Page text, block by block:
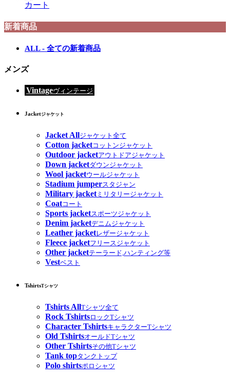
カート
新着商品
ALL - 全ての新着商品
メンズ
Vintageヴィンテージ
Jacketジャケット
Jacket Allジャケット全て
Cotton jacketコットンジャケット
Outdoor jacketアウトドアジャケット
Down jacketダウンジャケット
Wool jacketウールジャケット
Stadium jumperスタジャン
Military jacketミリタリージャケット
Coatコート
Sports jacketスポーツジャケット
Denim jacketデニムジャケット
Leather jacketレザージャケット
Fleece jacketフリースジャケット
Other jacketテーラード,ハンティング等
Vestベスト
TshirtsTシャツ
Tshirts AllTシャツ全て
Rock TshirtsロックTシャツ
Character TshirtsキャラクターTシャツ
Old TshirtsオールドTシャツ
Other Tshirtsその他Tシャツ
Tank topタンクトップ
Polo shirtsポロシャツ